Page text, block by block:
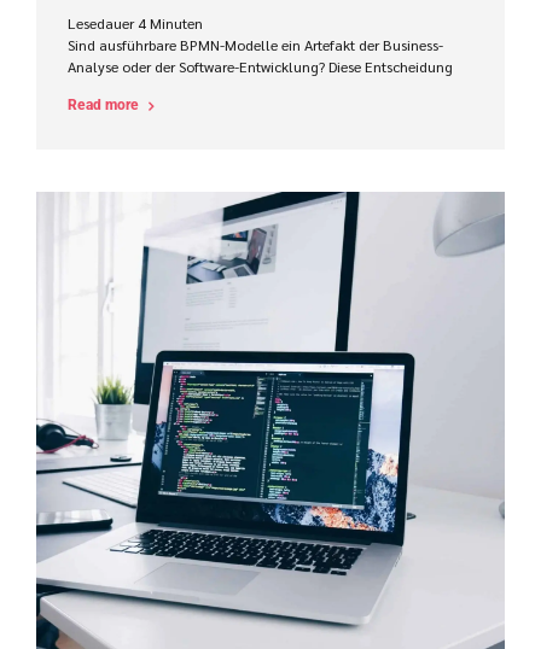
Lesedauer 4 Minuten
Sind ausführbare BPMN-Modelle ein Artefakt der Business-
Analyse oder der Software-Entwicklung? Diese Entscheidung
den Projekterfolg im ProCode-Bereich maßgeblich.
Read more